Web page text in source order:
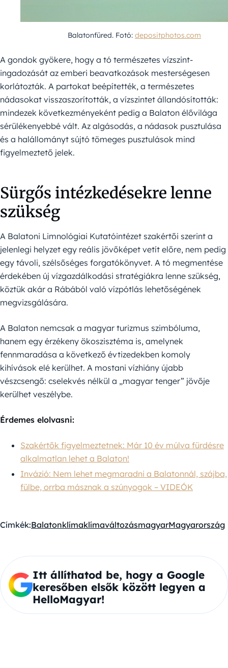
Balatonfüred. Fotó: depositphotos.com
A gondok gyökere, hogy a tó természetes vízszint-
ingadozását az emberi beavatkozások mesterségesen
korlátozták. A partokat beépítették, a természetes
nádasokat visszaszorították, a vízszintet állandósították:
mindezek következményeként pedig a Balaton élővilága
sérülékenyebbé vált. Az algásodás, a nádasok pusztulása
és a halállományt sújtó tömeges pusztulások mind
figyelmeztető jelek.
Sürgős intézkedésekre lenne
szükség
A Balatoni Limnológiai Kutatóintézet szakértői szerint a
jelenlegi helyzet egy reális jövőképet vetít előre, nem pedig
egy távoli, szélsőséges forgatókönyvet. A tó megmentése
érdekében új vízgazdálkodási stratégiákra lenne szükség,
köztük akár a Rábából való vízpótlás lehetőségének
megvizsgálására.
A Balaton nemcsak a magyar turizmus szimbóluma,
hanem egy érzékeny ökoszisztéma is, amelynek
fennmaradása a következő évtizedekben komoly
kihívások elé kerülhet. A mostani vízhiány újabb
vészcsengő: cselekvés nélkül a „magyar tenger” jövője
kerülhet veszélybe.
Érdemes elolvasni:
Szakértők figyelmeztetnek: Már 10 év múlva fürdésre
alkalmatlan lehet a Balaton!
Invázió: Nem lehet megmaradni a Balatonnál, szájba,
fülbe, orrba másznak a szúnyogok – VIDEÓK
Címkék:BalatonklímaklímaváltozásmagyarMagyarország
Itt állíthatod be, hogy a Google
keresőben elsők között legyen a
HelloMagyar!